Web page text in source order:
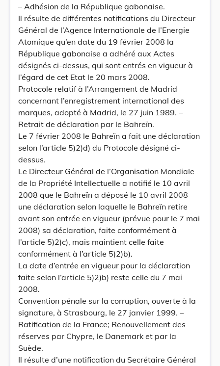
– Adhésion de la République gabonaise.
Il résulte de différentes notifications du Directeur
Général de l’Agence Internationale de l’Energie
Atomique qu’en date du 19 février 2008 la
République gabonaise a adhéré aux Actes
désignés ci-dessus, qui sont entrés en vigueur à
l’égard de cet Etat le 20 mars 2008.
Protocole relatif à l’Arrangement de Madrid
concernant l’enregistrement international des
marques, adopté à Madrid, le 27 juin 1989. –
Retrait de déclaration par le Bahreïn.
Le 7 février 2008 le Bahreïn a fait une déclaration
selon l’article 5)2)d) du Protocole désigné ci-
dessus.
Le Directeur Général de l’Organisation Mondiale
de la Propriété Intellectuelle a notifié le 10 avril
2008 que le Bahreïn a déposé le 10 avril 2008
une déclaration selon laquelle le Bahreïn retire
avant son entrée en vigueur (prévue pour le 7 mai
2008) sa déclaration, faite conformément à
l’article 5)2)c), mais maintient celle faite
conformément à l’article 5)2)b).
La date d’entrée en vigueur pour la déclaration
faite selon l’article 5)2)b) reste celle du 7 mai
2008.
Convention pénale sur la corruption, ouverte à la
signature, à Strasbourg, le 27 janvier 1999. –
Ratification de la France; Renouvellement des
réserves par Chypre, le Danemark et par la
Suède.
Il résulte d’une notification du Secrétaire Général